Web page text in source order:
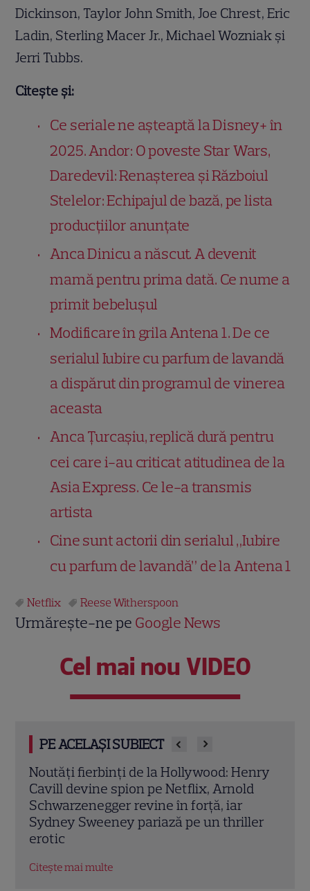
Dickinson, Taylor John Smith, Joe Chrest, Eric
Ladin, Sterling Macer Jr., Michael Wozniak și
Jerri Tubbs.
Citește și:
Ce seriale ne așteaptă la Disney+ în
2025. Andor: O poveste Star Wars,
Daredevil: Renașterea și Războiul
Stelelor: Echipajul de bază, pe lista
producțiilor anunțate
Anca Dinicu a născut. A devenit
mamă pentru prima dată. Ce nume a
primit bebelușul
Modificare în grila Antena 1. De ce
serialul Iubire cu parfum de lavandă
a dispărut din programul de vinerea
aceasta
Anca Țurcașiu, replică dură pentru
cei care i-au criticat atitudinea de la
Asia Express. Ce le-a transmis
artista
Cine sunt actorii din serialul „Iubire
cu parfum de lavandă” de la Antena 1
Netflix Reese Witherspoon
Urmărește-ne pe Google News
Cel mai nou VIDEO
PE ACELAȘI SUBIECT
Liniștea dinaintea furtunii: Miniseria
istorică „1936, vara” aduce suspansul
interbelic de pe Coasta de Azur direct pe
Netflix